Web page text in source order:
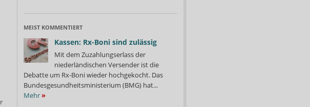
MEIST KOMMENTIERT
Kassen: Rx-Boni sind zulässig
Mit dem Zuzahlungserlass der
niederländischen Versender ist die
Debatte um Rx-Boni wieder hochgekocht. Das
Bundesgesundheitsministerium (BMG) hat...
Mehr»